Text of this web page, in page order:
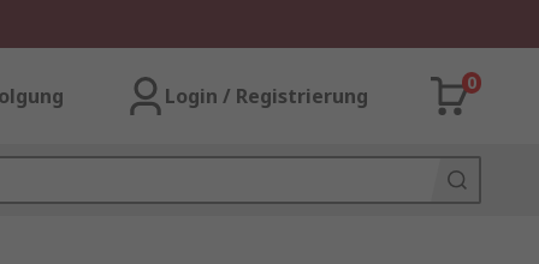
Login / Registrierung
0